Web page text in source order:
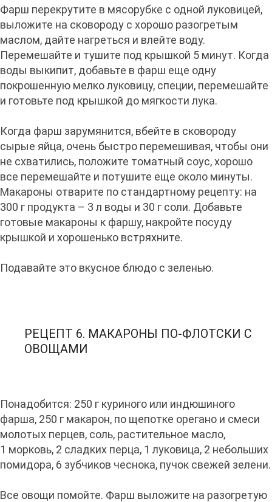
Фарш перекрутите в мясорубке с одной луковицей,
выложите на сковороду с хорошо разогретым
маслом, дайте нагреться и влейте воду.
Перемешайте и тушите под крышкой 5 минут. Когда
воды выкипит, добавьте в фарш еще одну
покрошенную мелко луковицу, специи, перемешайте
и готовьте под крышкой до мягкости лука.
Когда фарш зарумянится, вбейте в сковороду
сырые яйца, очень быстро перемешивая, чтобы они
не схватились, положите томатный соус, хорошо
все перемешайте и потушите еще около минуты.
Макароны отварите по стандартному рецепту: на
300 г продукта – 3 л воды и 30 г соли. Добавьте
готовые макароны к фаршу, накройте посуду
крышкой и хорошенько встряхните.
Подавайте это вкусное блюдо с зеленью.
РЕЦЕПТ 6. МАКАРОНЫ ПО-ФЛОТСКИ С
ОВОЩАМИ
Понадобится: 250 г куриного или индюшиного
фарша, 250 г макарон, по щепотке орегано и смеси
молотых перцев, соль, растительное масло,
1 морковь, 2 сладких перца, 1 луковица, 2 небольших
помидора, 6 зубчиков чеснока, пучок свежей зелени.
Все овощи помойте. Фарш выложите на разогретую